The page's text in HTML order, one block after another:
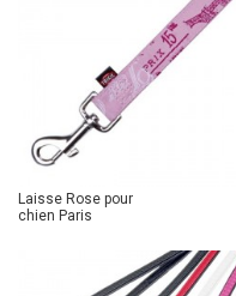
Laisse Rose pour
chien Paris